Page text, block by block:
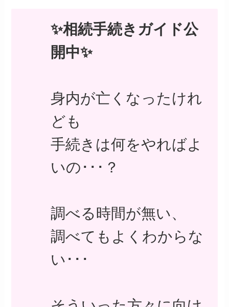
✨相続手続きガイド公
開中✨
身内が亡くなったけれ
ども
手続きは何をやればよ
いの･･･？
調べる時間が無い、
調べてもよくわからな
い･･･